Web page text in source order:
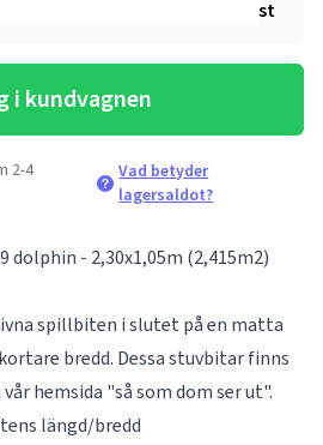
st
i kundvagnen
2-4
Vad betyder
lagersaldot?
dolphin - 2,30x1,05m (2,415m2)
spillbiten i slutet på en matta
bredd. Dessa stuvbitar finns
hemsida "så som dom ser ut".
längd/bredd